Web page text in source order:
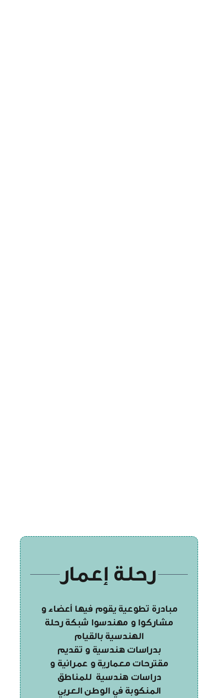
رحلة إعمار
مبادرة تطوعيةيقوم فيها أعضاء و
مشاركوا و مهندسوا شبكة رحلة
الهندسية بالقيام
بدراسات هندسية و تقديم
مقترحات معمارية و عمرانية و
دراسات هندسية للمناطق
المنكوبة في الوطن العربي